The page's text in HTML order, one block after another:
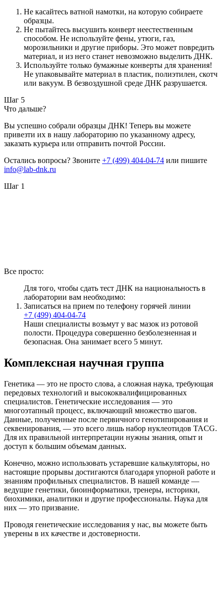
Не касайтесь ватной намотки, на которую собираете
образцы.
Не пытайтесь высушить конверт неестественным
способом. Не используйте фены, утюги, газ,
морозильники и другие приборы. Это может повредить
материал, и из него станет невозможно выделить ДНК.
Используйте только бумажные конверты для хранения!
Не упаковывайте материал в пластик, полиэтилен, скотч
или вакуум. В безвоздушной среде ДНК разрушается.
Шаг 5
Что дальше?
Вы успешно собрали образцы ДНК! Теперь вы можете
привезти их в нашу лабораторию по указанному адресу,
заказать курьера или отправить почтой России.
Остались вопросы? Звоните +7 (499) 404-04-74 или пишите
info@lab-dnk.ru
Шаг 1
Все просто:
Для того, чтобы сдать тест ДНК на национальность в
лаборатории вам необходимо:
Записаться на прием по телефону горячей линии
+7 (499) 404-04-74
Наши специалисты возьмут у вас мазок из ротовой
полости. Процедура совершенно безболезненная и
безопасная. Она занимает всего 5 минут.
Комплексная научная группа
Генетика — это не просто слова, а сложная наука, требующая
передовых технологий и высококвалифицированных
специалистов. Генетические исследования — это
многоэтапный процесс, включающий множество шагов.
Данные, полученные после первичного генотипирования и
секвенирования, — это всего лишь набор нуклеотидов TACG.
Для их правильной интерпретации нужны знания, опыт и
доступ к большим объемам данных.
Конечно, можно использовать устаревшие калькуляторы, но
настоящие прорывы достигаются благодаря упорной работе и
знаниям профильных специалистов. В нашей команде —
ведущие генетики, биоинформатики, тренеры, историки,
биохимики, аналитики и другие профессионалы. Наука для
них — это призвание.
Проводя генетические исследования у нас, вы можете быть
уверены в их качестве и достоверности.